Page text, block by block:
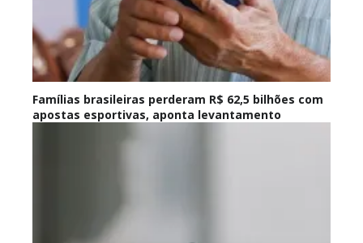
Famílias brasileiras perderam R$ 62,5 bilhões com
apostas esportivas, aponta levantamento